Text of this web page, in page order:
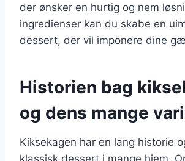
der ønsker en hurtig og nem
ingredienser kan du skabe en
dessert, der vil imponere dine
Historien bag
og dens mange
Kiksekagen har en lang historie
klassisk dessert i mange hjem.